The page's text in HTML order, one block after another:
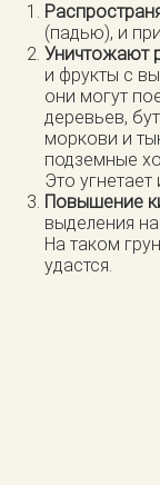
(падью), и
Уничтожают
и фрукты с
они могут
деревьев,
моркови и
подземные
Это угнетает
Повышение
выделения
На таком
удастся.